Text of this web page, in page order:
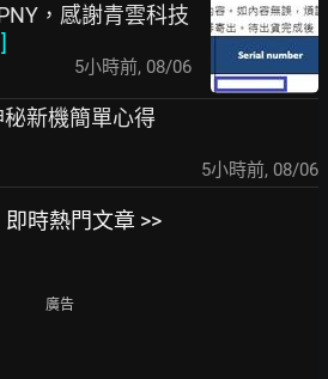
，感謝青雲科技
]
5小時前, 08/06
新機簡單心得
5小時前, 08/06
即時熱門文章 >>
廣告